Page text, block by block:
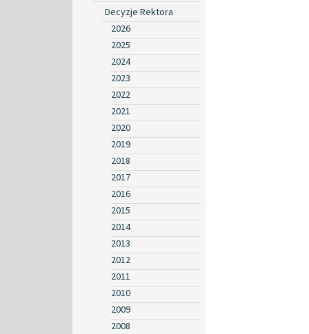
Decyzje Rektora
2026
2025
2024
2023
2022
2021
2020
2019
2018
2017
2016
2015
2014
2013
2012
2011
2010
2009
2008